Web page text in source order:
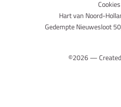
Cookies
Hart van Noord-
Gedempte Nieuwesloot
©2026 —